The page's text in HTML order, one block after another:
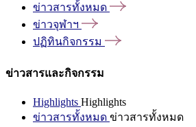
ข่าวสารทั้งหมด
ข่าวจุฬาฯ
ปฏิทินกิจกรรม
ข่าวสารและกิจกรรม
Highlights Highlights
ข่าวสารทั้งหมด ข่าวสารทั้งหมด